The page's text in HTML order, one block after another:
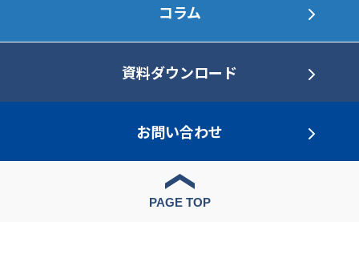
コラム
資料ダウンロード
お問い合わせ
PAGE TOP